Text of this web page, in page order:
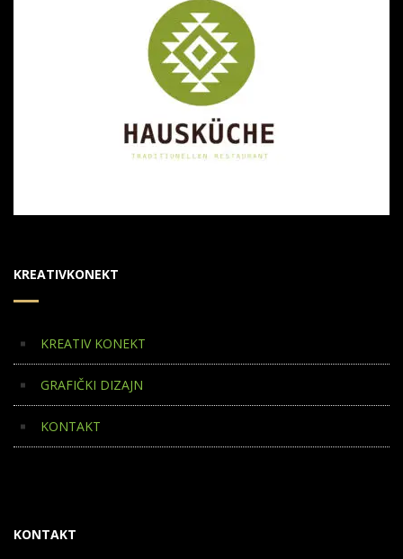
KREATIVKONEKT
KREATIV KONEKT
GRAFIČKI DIZAJN
KONTAKT
KONTAKT